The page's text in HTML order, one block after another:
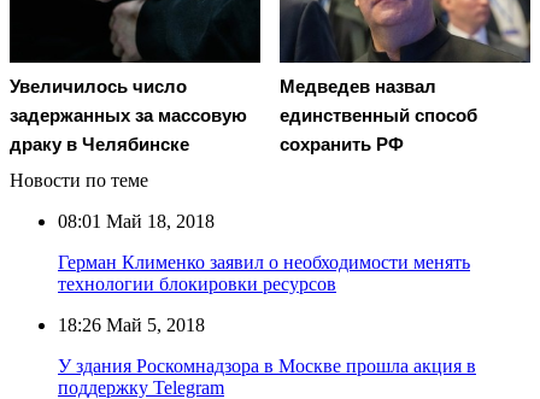
Увеличилось число
задержанных за массовую
драку в Челябинске
Медведев назвал
единственный способ
сохранить РФ
Новости по теме
08:01 Май 18, 2018
Герман Клименко заявил о необходимости менять
технологии блокировки ресурсов
18:26 Май 5, 2018
У здания Роскомнадзора в Москве прошла акция в
поддержку Telegram